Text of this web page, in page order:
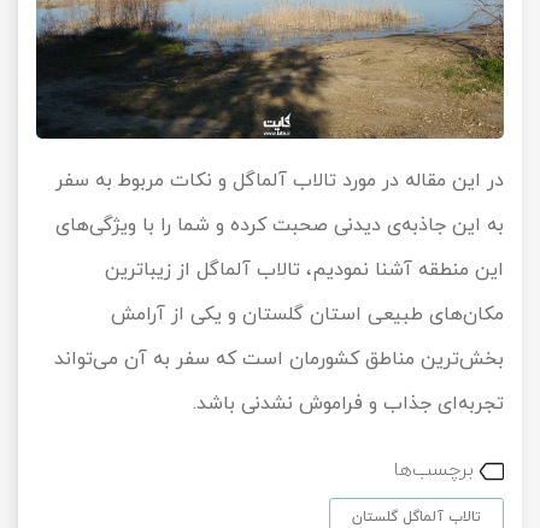
در این مقاله در مورد تالاب آلماگل و نکات مربوط به سفر
به این جاذبه‌ی دیدنی صحبت کرده و شما را با ویژگی‌های
این منطقه آشنا نمودیم، تالاب آلماگل از زیباترین
مکان‌های طبیعی استان گلستان و یکی از آرامش
بخش‌ترین مناطق کشورمان است که سفر به آن می‌تواند
تجربه‌ای جذاب و فراموش نشدنی باشد.
برچسب‌ها
تالاب آلماگل گلستان